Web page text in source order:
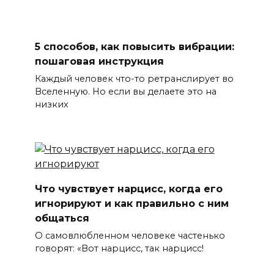
5 способов, как повысить вибрации:
пошаговая инструкция
Каждый человек что-то ретранслирует во
Вселенную. Но если вы делаете это на
низких
Что чувствует нарцисс, когда его
игнорируют и как правильно с ним
общаться
О самовлюбленном человеке частенько
говорят: «Вот нарцисс, так нарцисс!